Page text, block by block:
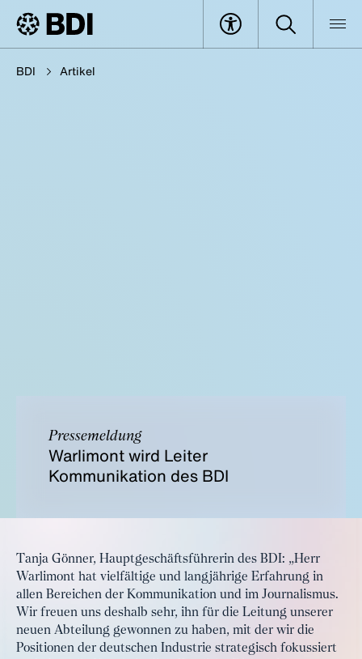
BDI Artikel
Pressemeldung
Warlimont wird Leiter
Kommunikation des BDI
Tanja Gönner, Hauptgeschäftsführerin des BDI: „Herr
Warlimont hat vielfältige und langjährige Erfahrung in
allen Bereichen der Kommunikation und im Journalismus.
Wir freuen uns deshalb sehr, ihn für die Leitung unserer
neuen Abteilung gewonnen zu haben, mit der wir die
Positionen der deutschen Industrie strategisch fokussiert